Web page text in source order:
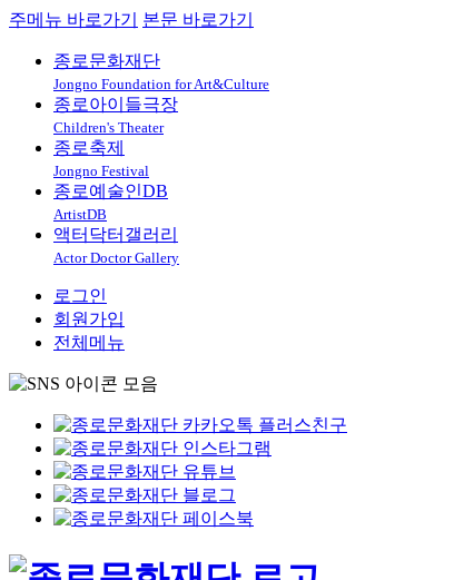
주메뉴 바로가기 본문 바로가기
종로문화재단
Jongno Foundation for Art&Culture
종로아이들극장
Children's Theater
종로축제
Jongno Festival
종로예술인DB
ArtistDB
액터닥터갤러리
Actor Doctor Gallery
로그인
회원가입
전체메뉴